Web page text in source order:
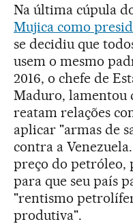
Na última cúpula
Mujica como
se decidiu que
usem o mesmo
2016, o chefe de
Maduro, lamentou
reatam relações
aplicar "armas de
contra a
preço do petróleo,
para que seu país
"rentismo
produtiva".